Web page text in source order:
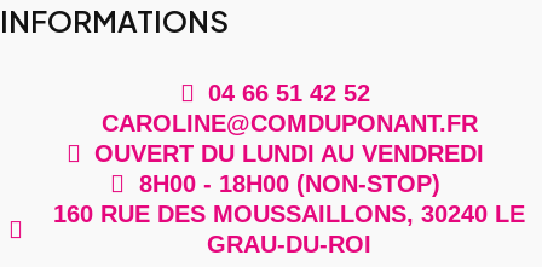
INFORMATIONS
04 66 51 42 52
CAROLINE@COMDUPONANT.FR
OUVERT DU LUNDI AU VENDREDI
8H00 - 18H00 (NON-STOP)
160 RUE DES MOUSSAILLONS, 30240 LE
GRAU-DU-ROI